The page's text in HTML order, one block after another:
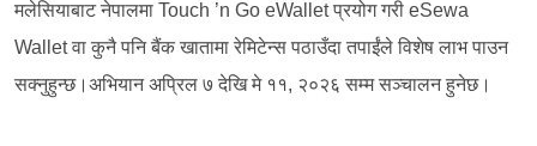
मलेसियाबाट नेपालमा Touch ’n Go eWallet प्रयोग गरी eSewa
Wallet वा कुनै पनि बैंक खातामा रेमिटेन्स पठाउँदा तपाईंले विशेष लाभ पाउन
सक्नुहुन्छ।अभियान अप्रिल ७ देखि मे ११, २०२६ सम्म सञ्चालन हुनेछ।